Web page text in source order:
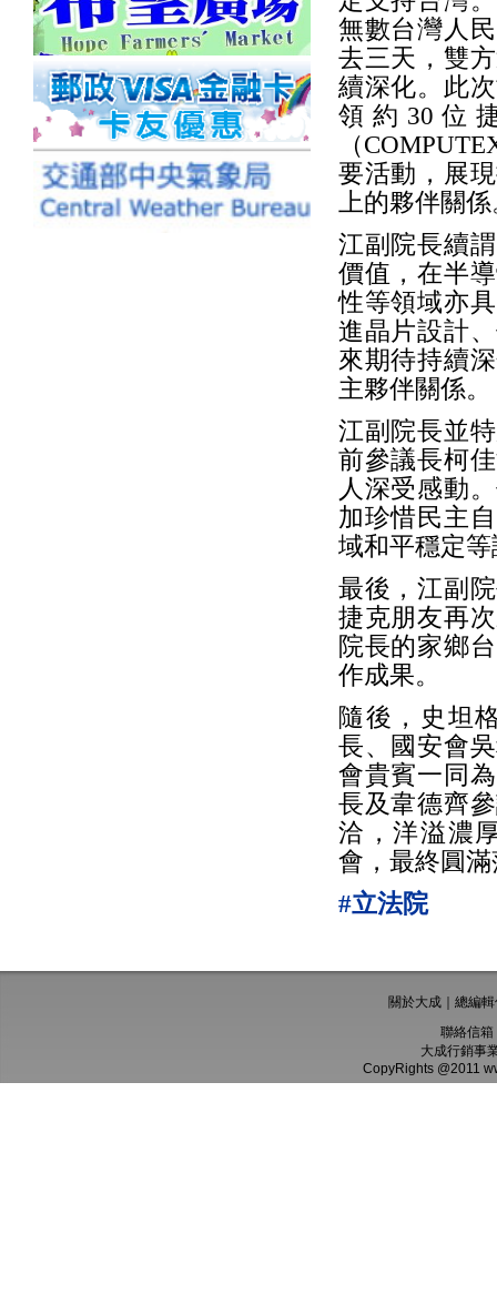
無數台灣人
去三天，雙
續深化。此
領約30位
（
要活動，展
上的夥伴關
江副院長續
價值，在半
性等領域亦
進晶片設計
來期待持續
主夥伴關係。
江副院長並
前參議長柯
人深受感動
加珍惜民主
域和平穩定
最後，江副
捷克朋友再
院長的家鄉
作成果。
隨後，史坦
長、國安會
會貴賓一同
長及韋德齊
洽，洋溢濃
會，最終圓
#立法院